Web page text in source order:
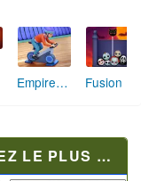
Empire Fitness - Simulateur de Salle de Sport
PLUS JOUÉ